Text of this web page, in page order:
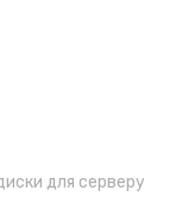
для серверу